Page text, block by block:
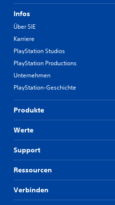
Infos
Über SIE
Karriere
PlayStation Studios
PlayStation Productions
Unternehmen
PlayStation-Geschichte
Produkte
Werte
Support
Ressourcen
Verbinden